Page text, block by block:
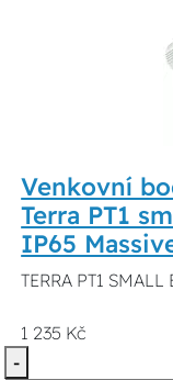
Venkovní
Terra PT1
IP65
TERRA PT1
1 235 Kč
-